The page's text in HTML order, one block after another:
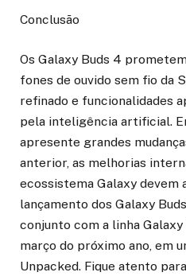
Conclusão
Os Galaxy Buds 4
fones de ouvido sem fio da
refinado e funcionalidades
pela inteligência artificial.
apresente grandes
anterior, as melhorias
ecossistema Galaxy devem
lançamento dos Galaxy
conjunto com a linha
março do próximo ano, em
Unpacked. Fique atento